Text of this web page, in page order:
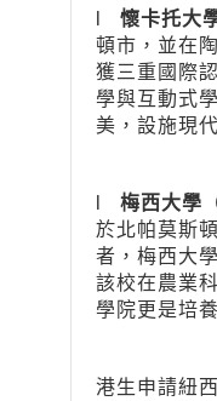
懷卡托大
頓市，並在
獲三重國際
學與互動式
美，設施現
梅西大學
於北帕莫斯
者，梅西大
該校在農業
學院更是培
港生申請紐